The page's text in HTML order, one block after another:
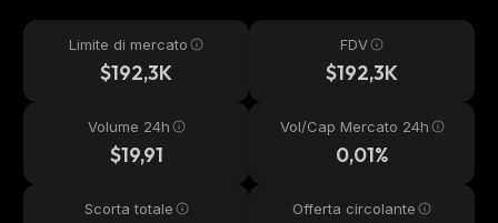
Limite di mercato
$192,3K
FDV
$192,3K
Volume 24h
$19,91
Vol/Cap Mercato 24h
0,01%
Scorta totale Offerta circolante